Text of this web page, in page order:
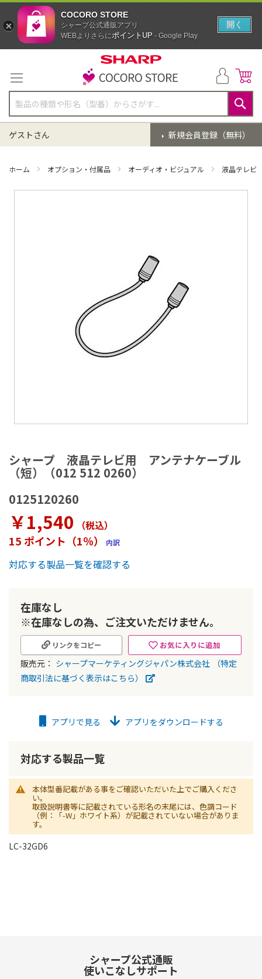
テ
ン
ツ
に
ス
キ
ッ
検
索
新規会員登録（無料）
ゲストさん
ホーム オプション・付属品 オーディオ・ビジュアル 液晶テレ
シャープ 液晶テレビ用 アンテナケーブル
（短）（012 512 0260）
0125120260
￥1,540 （税込）
15 ポイント（1％） 内訳
対応する製品一覧を確認する
在庫なし
※在庫なしの為、ご注文いただけません。
お気に入りに追加
リンクをコピー
販売元： シャープマーケティングジャパン株式会社
（特定
商取引法に基づく表示はこちら）
メ
ー
ジ
ャ
リ
ー
の
最
初
動
アプリで見る アプリをダウンロードする
対応する製品一覧
本体型番記載がある事をご確認いただいた上でご購入くださ
い。
取扱説明書等に記載されている形名の末尾には、色調コード
（例：「-W」ホワイト系）が記載されていない場合がありま
す。
LC-32GD6
シャープ公式通販
使いこなしサポート
COCORO STORE
シャープ公式通販アプリ
WEBよりさらにポイントUP- Google Play
開く